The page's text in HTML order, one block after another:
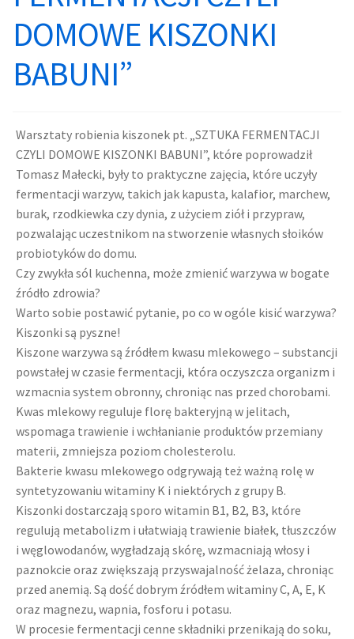
Plany i sprawozdania
Informacja dla osób niepełnosprawnych
Deklaracja dostępności
Harmonogram zajęć
Poddębickie Centrum Wolontariatu
Poddębickie Mażoretki DALIA
Plan Zajęć
Pałac
Kontakt
DOMOWE KISZONKI
BABUNI”
Warsztaty robienia kiszonek pt. „SZTUKA FERMENTACJI
CZYLI DOMOWE KISZONKI BABUNI”, które poprowadził
Tomasz Małecki, były to praktyczne zajęcia, które uczyły
fermentacji warzyw, takich jak kapusta, kalafior, marchew,
burak, rzodkiewka czy dynia, z użyciem ziół i przypraw,
pozwalając uczestnikom na stworzenie własnych słoików
probiotyków do domu.
Czy zwykła sól kuchenna, może zmienić warzywa w bogate
źródło zdrowia?
Warto sobie postawić pytanie, po co w ogóle kisić warzywa?
Kiszonki są pyszne!
Kiszone warzywa są źródłem kwasu mlekowego – substancji
powstałej w czasie fermentacji, która oczyszcza organizm i
wzmacnia system obronny, chroniąc nas przed chorobami.
Kwas mlekowy reguluje florę bakteryjną w jelitach,
wspomaga trawienie i wchłanianie produktów przemiany
materii, zmniejsza poziom cholesterolu.
Bakterie kwasu mlekowego odgrywają też ważną rolę w
syntetyzowaniu witaminy K i niektórych z grupy B.
Kiszonki dostarczają sporo witamin B1, B2, B3, które
regulują metabolizm i ułatwiają trawienie białek, tłuszczów
i węglowodanów, wygładzają skórę, wzmacniają włosy i
paznokcie oraz zwiększają przyswajalność żelaza, chroniąc
przed anemią. Są dość dobrym źródłem witaminy C, A, E, K
oraz magnezu, wapnia, fosforu i potasu.
W procesie fermentacji cenne składniki przenikają do soku,